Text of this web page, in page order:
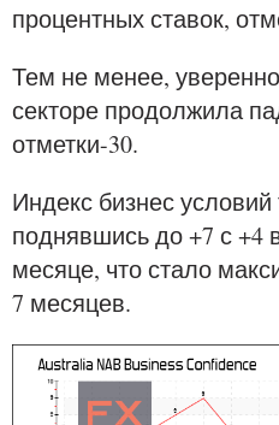
процентных ставок,
Тем не менее,
секторе продолжила
отметки-30.
Индекс бизнес
поднявшись до +7 с
месяце, что стало
7 месяцев.